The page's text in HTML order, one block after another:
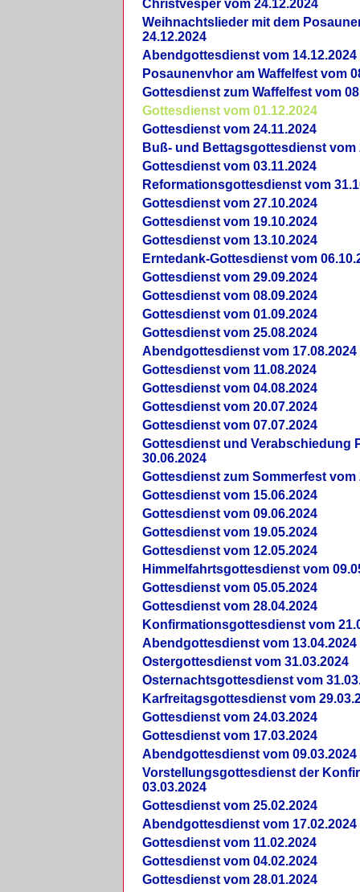
Christvesper vom 24.12.2024
Weihnachtslieder mit dem
24.12.2024
Abendgottesdienst vom 14.12.2024
Posaunenvhor am Waffelfest vom
Gottesdienst zum Waffelfest vom
Gottesdienst vom 01.12.2024
Gottesdienst vom 24.11.2024
Buß- und Bettagsgottesdienst vom
Gottesdienst vom 03.11.2024
Reformationsgottesdienst vom
Gottesdienst vom 27.10.2024
Gottesdienst vom 19.10.2024
Gottesdienst vom 13.10.2024
Erntedank-Gottesdienst vom
Gottesdienst vom 29.09.2024
Gottesdienst vom 08.09.2024
Gottesdienst vom 01.09.2024
Gottesdienst vom 25.08.2024
Abendgottesdienst vom 17.08.2024
Gottesdienst vom 11.08.2024
Gottesdienst vom 04.08.2024
Gottesdienst vom 20.07.2024
Gottesdienst vom 07.07.2024
Gottesdienst und Verabschiedung
30.06.2024
Gottesdienst zum Sommerfest vom
Gottesdienst vom 15.06.2024
Gottesdienst vom 09.06.2024
Gottesdienst vom 19.05.2024
Gottesdienst vom 12.05.2024
Himmelfahrtsgottesdienst vom
Gottesdienst vom 05.05.2024
Gottesdienst vom 28.04.2024
Konfirmationsgottesdienst vom
Abendgottesdienst vom 13.04.2024
Ostergottesdienst vom 31.03.2024
Osternachtsgottesdienst vom
Karfreitagsgottesdienst vom
Gottesdienst vom 24.03.2024
Gottesdienst vom 17.03.2024
Abendgottesdienst vom 09.03.2024
Vorstellungsgottesdienst der
03.03.2024
Gottesdienst vom 25.02.2024
Abendgottesdienst vom 17.02.2024
Gottesdienst vom 11.02.2024
Gottesdienst vom 04.02.2024
Gottesdienst vom 28.01.2024